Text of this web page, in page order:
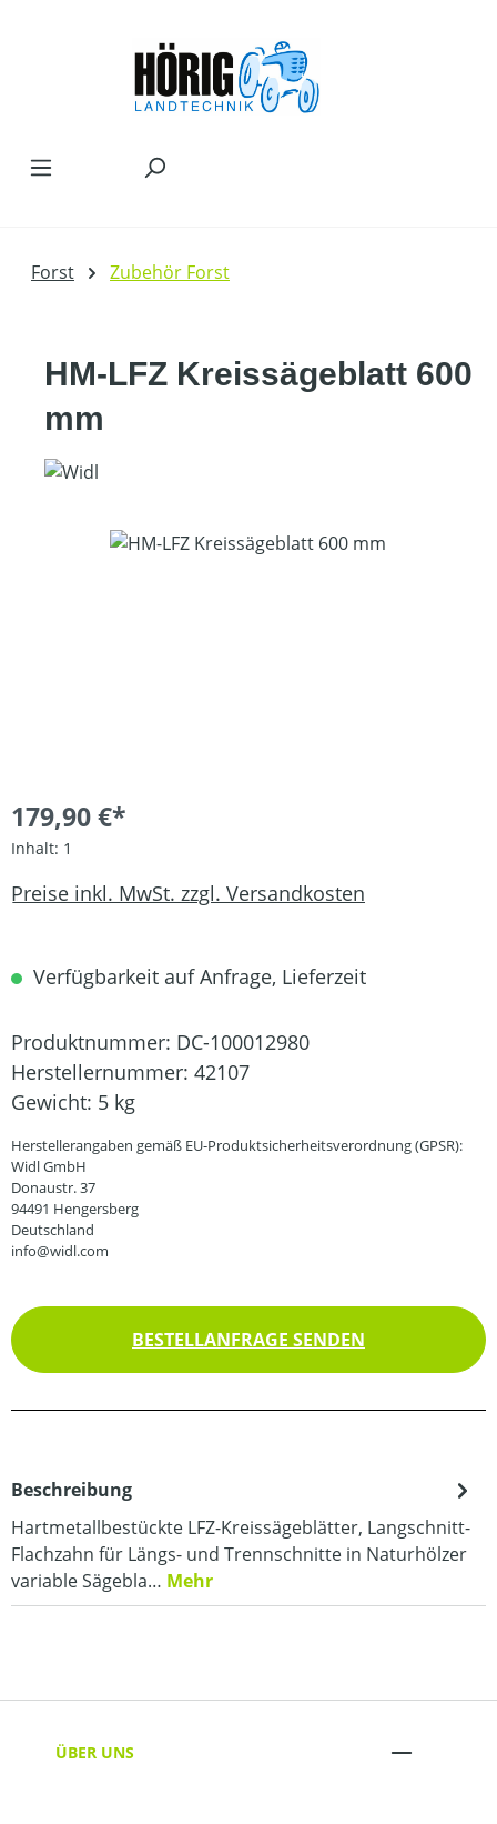
Forst Zubehör Forst
HM-LFZ Kreissägeblatt 600
mm
Bildergalerie überspringen
179,90 €*
Inhalt: 1
Preise inkl. MwSt. zzgl. Versandkosten
Verfügbarkeit auf Anfrage, Lieferzeit
Produktnummer: DC-100012980
Herstellernummer: 42107
Gewicht: 5 kg
Herstellerangaben gemäß EU-Produktsicherheitsverordnung (GPSR):
Widl GmbH
Donaustr. 37
94491 Hengersberg
Deutschland
info@widl.com
BESTELLANFRAGE SENDEN
Beschreibung
Hartmetallbestückte LFZ-Kreissägeblätter, Langschnitt-
Flachzahn für Längs- und Trennschnitte in Naturhölzer
variable Sägebla… Mehr
ÜBER UNS